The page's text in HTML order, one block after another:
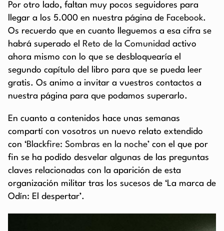
Por otro lado, faltan muy pocos seguidores para
llegar a los 5.000 en nuestra página de Facebook.
Os recuerdo que en cuanto lleguemos a esa cifra se
habrá superado el
Reto de la Comunidad activo
ahora mismo con lo que se desbloquearía el
segundo capítulo del libro para que se pueda leer
gratis. Os animo a invitar a vuestros contactos a
nuestra página para que podamos superarlo.
En cuanto a contenidos hace unas semanas
compartí con vosotros un nuevo relato extendido
con ‘Blackfire: Sombras en la noche’ con el que por
fin se ha podido desvelar algunas de las preguntas
claves relacionadas con la aparición de esta
organización militar tras los sucesos de ‘La marca de
Odín: El despertar’.